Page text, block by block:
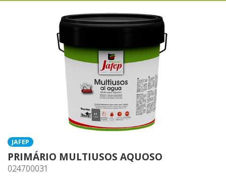
JAFEP
PRIMÁRIO MULTIUSOS AQUOSO
024700031